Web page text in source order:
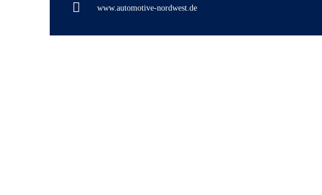
www.automotive-nordwest.de